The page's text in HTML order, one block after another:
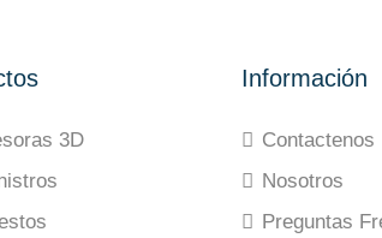
3D
Información
Contactenos
Nosotros
Preguntas